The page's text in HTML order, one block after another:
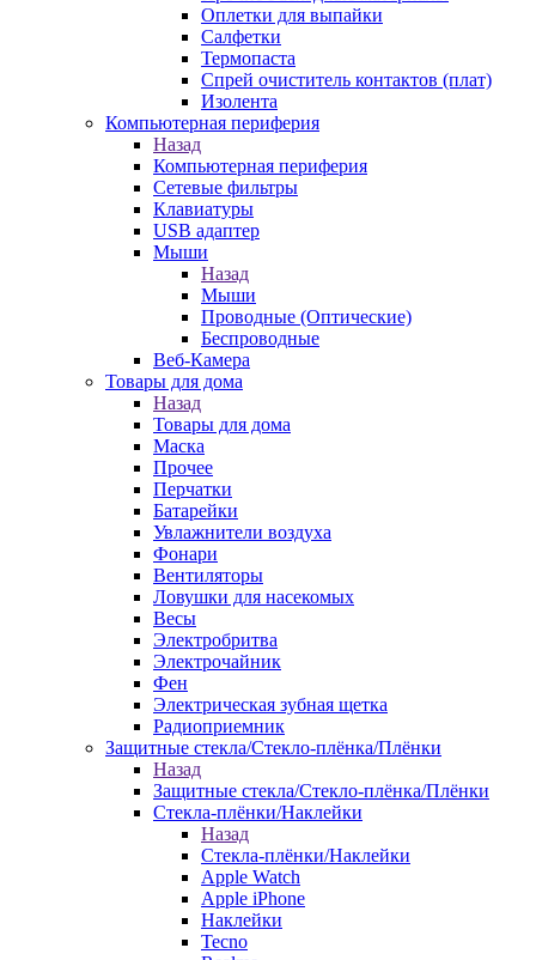
Оплетки для выпайки
Салфетки
Термопаста
Спрей очиститель контактов (плат)
Изолента
Компьютерная периферия
Назад
Компьютерная периферия
Сетевые фильтры
Клавиатуры
USB адаптер
Мыши
Назад
Мыши
Проводные (Оптические)
Беспроводные
Веб-Камера
Товары для дома
Назад
Товары для дома
Маска
Прочее
Перчатки
Батарейки
Увлажнители воздуха
Фонари
Вентиляторы
Ловушки для насекомых
Весы
Электробритва
Электрочайник
Фен
Электрическая зубная щетка
Радиоприемник
Защитные стекла/Стекло-плёнка/Плёнки
Назад
Защитные стекла/Стекло-плёнка/Плёнки
Стекла-плёнки/Наклейки
Назад
Стекла-плёнки/Наклейки
Apple Watch
Apple iPhone
Наклейки
Tecno